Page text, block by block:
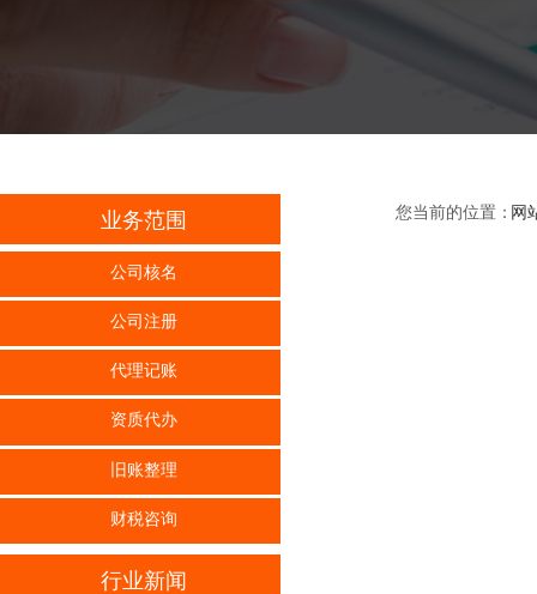
业务范围 您当前的位置： 网
公司核名
公司注册
代理记账
资质代办
旧账整理
财税咨询
行业新闻